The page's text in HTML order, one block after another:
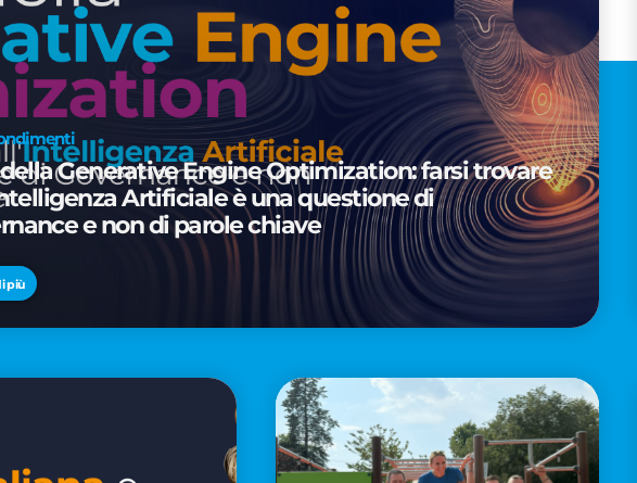
Generative Engine Optimization: farsi trovare
Artificiale è una questione di
e non di parole chiave
più